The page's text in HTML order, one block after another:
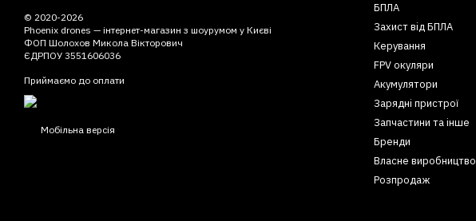
© 2020-2026
Phoenix drones — інтернет-магазин з шоурумом у Києві
ФОП Шолохов Микола Вікторович
ЄДРПОУ 3551606036
Приймаємо до оплати
Мобільна версія
БПЛА
Захист від БПЛА
Керування
FPV окуляри
Акумулятори
Зарядні пристрої
Запчастини та інше
Бренди
Власне виробництво
Розпродаж